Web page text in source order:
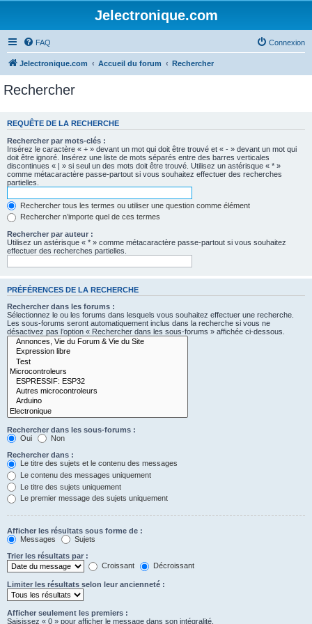
Jelectronique.com
FAQ Connexion
Jelectronique.com Accueil du forum Rechercher
Rechercher
REQUÊTE DE LA RECHERCHE
Rechercher par mots-clés :
Insérez le caractère « + » devant un mot qui doit être trouvé et « - » devant un mot qui
doit être ignoré. Insérez une liste de mots séparés entre des barres verticales
discontinues « | » si seul un des mots doit être trouvé. Utilisez un astérisque « * »
comme métacaractère passe-partout si vous souhaitez effectuer des recherches
partielles.
Rechercher tous les termes ou utiliser une question comme élément
Rechercher n’importe quel de ces termes
Rechercher par auteur :
Utilisez un astérisque « * » comme métacaractère passe-partout si vous souhaitez
effectuer des recherches partielles.
PRÉFÉRENCES DE LA RECHERCHE
Rechercher dans les forums :
Sélectionnez le ou les forums dans lesquels vous souhaitez effectuer une recherche.
Les sous-forums seront automatiquement inclus dans la recherche si vous ne
désactivez pas l’option « Rechercher dans les sous-forums » affichée ci-dessous.
Rechercher dans les sous-forums :
Oui
Non
Rechercher dans :
Le titre des sujets et le contenu des messages
Le contenu des messages uniquement
Le titre des sujets uniquement
Le premier message des sujets uniquement
Afficher les résultats sous forme de :
Messages
Sujets
Trier les résultats par :
Croissant
Décroissant
Limiter les résultats selon leur ancienneté :
Afficher seulement les premiers :
Saisissez « 0 » pour afficher le message dans son intégralité.